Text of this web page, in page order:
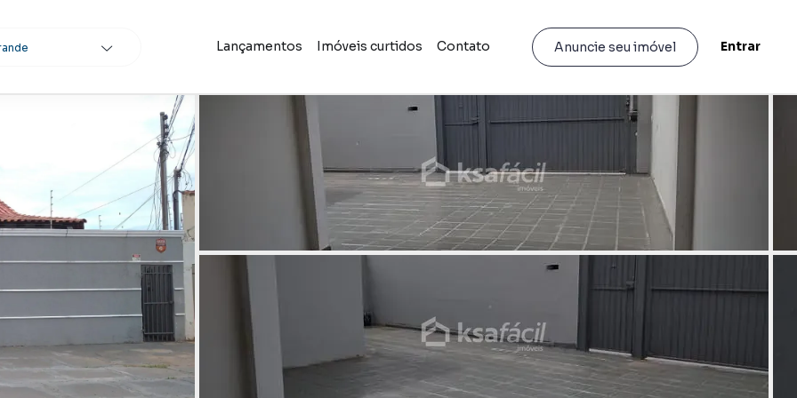
Lançamentos Imóveis curtidos Contato Anuncie seu imóvel Entrar